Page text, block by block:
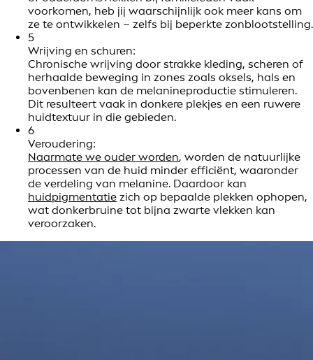
voorkomen, heb jij waarschijnlijk ook meer kans om
ze te ontwikkelen – zelfs bij beperkte zonblootstelling.
5
Wrijving en schuren:
Chronische wrijving door strakke kleding, scheren of
herhaalde beweging in zones zoals oksels, hals en
bovenbenen kan de melanineproductie stimuleren.
Dit resulteert vaak in donkere plekjes en een ruwere
huidtextuur in die gebieden.
6
Veroudering:
Naarmate we ouder worden, worden de natuurlijke
processen van de huid minder efficiënt, waaronder
de verdeling van melanine. Daardoor kan
huidpigmentatie zich op bepaalde plekken ophopen,
wat donkerbruine tot bijna zwarte vlekken kan
veroorzaken.